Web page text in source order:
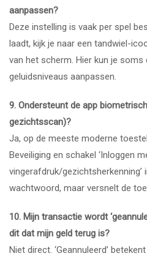
aanpassen?
Deze instelling is vaak per spel
laadt, kijk je naar een tandwiel-
van het scherm. Hier kun je soms
geluidsniveaus aanpassen.
9. Ondersteunt de app
gezichtsscan)?
Ja, op de meeste moderne
Beveiliging en schakel ‘Inloggen
vingerafdruk/gezichtsherkenning’
wachtwoord, maar versnelt de
10. Mijn transactie wordt
dit dat mijn geld terug is?
Niet direct. ‘Geannuleerd’